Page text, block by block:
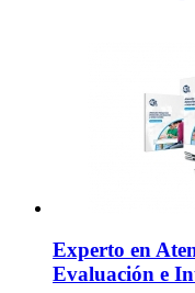
Experto en
Evaluación e